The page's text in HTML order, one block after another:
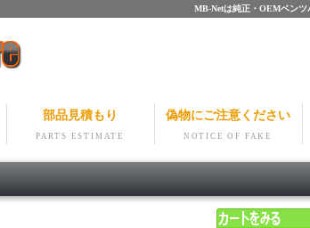
MB-Netは純正・OEMベン
部品見積もり
PARTS ESTIMATE
偽物にご注意ください
NOTICE OF FAKE